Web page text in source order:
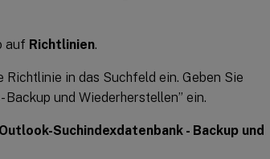
auf Richtlinien.
Richtlinie in das Suchfeld ein. Geben Sie
und Wiederherstellen” ein.
Outlook-Suchindexdatenbank - Backup und